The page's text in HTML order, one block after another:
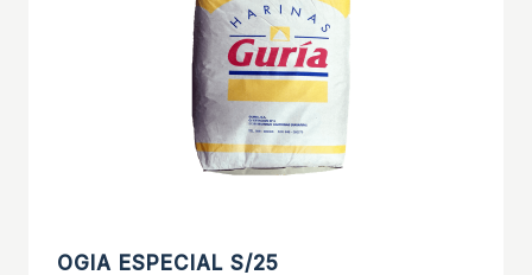
OGIA ESPECIAL S/25